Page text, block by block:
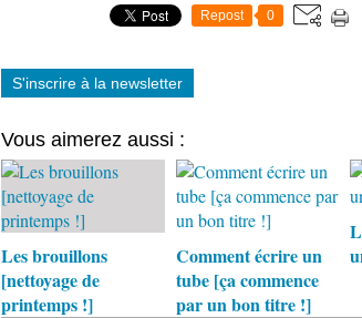
Repost 0
S'inscrire à la newsletter
Vous aimerez aussi :
Les brouillons
[nettoyage de
printemps !]
Comment écrire un
tube [ça commence
par un bon titre !]